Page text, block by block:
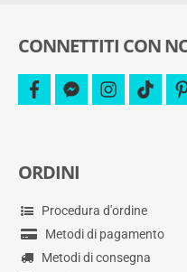
CONNETTITI CON
facebookfacebook-
messenger
ORDINI
Procedura d'ordine
Metodi di pagamento
Metodi di consegna